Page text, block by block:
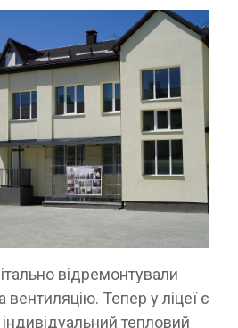
відремонтували
Тепер у ліцеї є
тепловий